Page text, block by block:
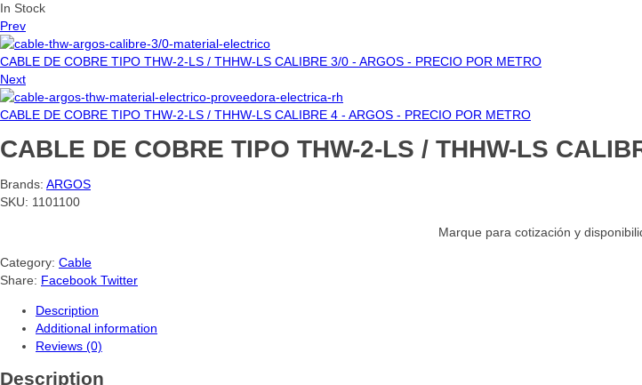
In Stock
Prev
CABLE DE COBRE TIPO THW-2-LS / THHW-LS CALIBRE 3/0 - ARGOS - PRECIO POR METRO
Next
CABLE DE COBRE TIPO THW-2-LS / THHW-LS CALIBRE 4 - ARGOS - PRECIO POR METRO
CABLE DE COBRE TIPO THW-2-LS / THHW-LS
Brands: ARGOS
SKU: 1101100
Marque para cotización y
Category: Cable
Share: Facebook Twitter
Description
Additional information
Reviews (0)
Description